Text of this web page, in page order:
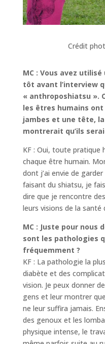
Crédit
MC : Vous avez
tôt avant l’interview
« anthroposhiatsu ».
les êtres humains
jambes et une tête,
montrerait qu’ils
KF : Oui, toute pratique
chaque être humain.
dont j’ai envie de
faisant du shiatsu, je
dire que je rencontre
leurs visions de la santé
MC : Juste pour nous
sont les pathologies
fréquemment ?
KF : La pathologie la
diabète et des
vision. Je peux donner
gens et leur montrer
ne leur suffira jamais.
des genoux et les
physique intense, le